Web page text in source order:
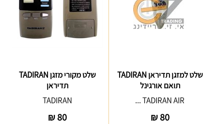
שלט למזגן תדיראן TADIRAN
תואם אורגינל
TADIRAN AIR ...
80
₪
שלט מקורי מזגן TADIRAN
תדיראן
TADIRAN
80
₪